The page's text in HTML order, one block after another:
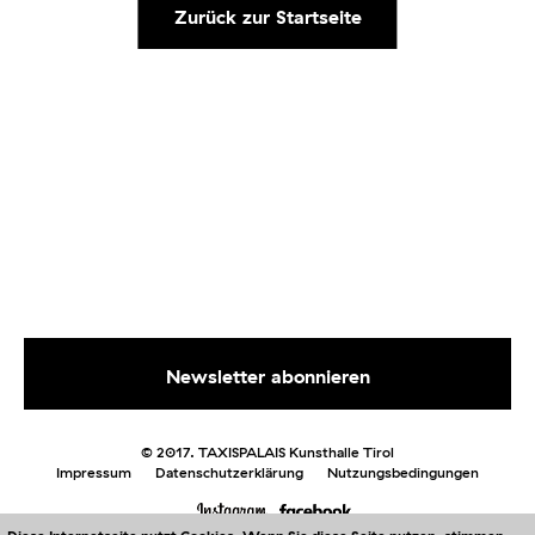
Zurück zur Startseite
© 2017. TAXISPALAIS Kunsthalle Tirol
Impressum
Datenschutzerklärung Nutzungsbedingungen